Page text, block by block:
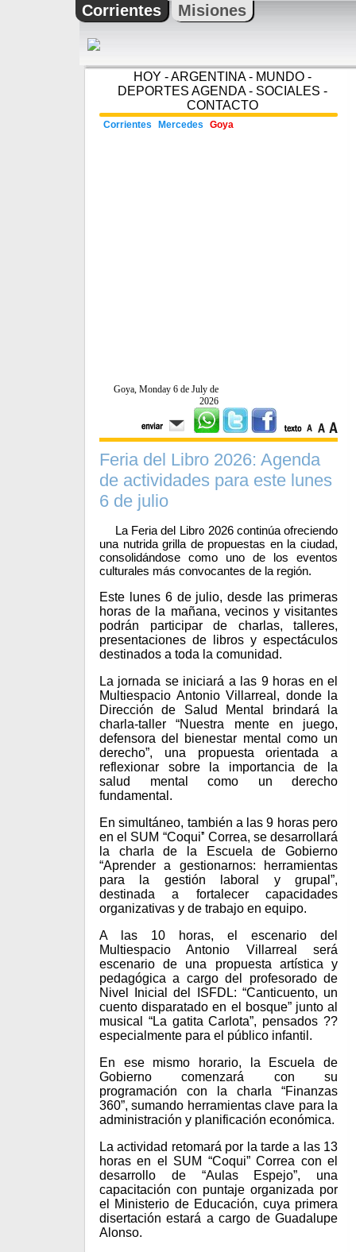
Corrientes Misiones
HOY -ARGENTINA- MUNDO -
DEPORTES AGENDA- SOCIALES -
CONTACTO
Corrientes Mercedes Goya
Goya, Monday 6 de July de
2026
Feria del Libro 2026: Agenda
de actividades para este lunes
6 de julio
La Feria del Libro 2026 continúa ofreciendo
una nutrida grilla de propuestas en la ciudad,
consolidándose como uno de los eventos
culturales más convocantes de la región.
Este lunes 6 de julio, desde las primeras
horas de la mañana, vecinos y visitantes
podrán participar de charlas, talleres,
presentaciones de libros y espectáculos
destinados a toda la comunidad.
La jornada se iniciará a las 9 horas en el
Multiespacio Antonio Villarreal, donde la
Dirección de Salud Mental brindará la
charla-taller “Nuestra mente en juego,
defensora del bienestar mental como un
derecho”, una propuesta orientada a
reflexionar sobre la importancia de la
salud mental como un derecho
fundamental.
En simultáneo, también a las 9 horas pero
en el SUM “Coqui” Correa, se desarrollará
la charla de la Escuela de Gobierno
“Aprender a gestionarnos: herramientas
para la gestión laboral y grupal”,
destinada a fortalecer capacidades
organizativas y de trabajo en equipo.
A las 10 horas, el escenario del
Multiespacio Antonio Villarreal será
escenario de una propuesta artística y
pedagógica a cargo del profesorado de
Nivel Inicial del ISFDL: “Canticuento, un
cuento disparatado en el bosque” junto al
musical “La gatita Carlota”, pensados ??
especialmente para el público infantil.
En ese mismo horario, la Escuela de
Gobierno comenzará con su
programación con la charla “Finanzas
360”, sumando herramientas clave para la
administración y planificación económica.
La actividad retomará por la tarde a las 13
horas en el SUM “Coqui” Correa con el
desarrollo de “Aulas Espejo”, una
capacitación con puntaje organizada por
el Ministerio de Educación, cuya primera
disertación estará a cargo de Guadalupe
Alonso.